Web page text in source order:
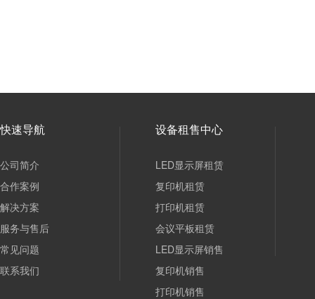
快速导航
公司简介
合作案例
解决方案
服务与售后
常见问题
联系我们
设备租售中心
LED显示屏租赁
复印机租赁
打印机租赁
会议平板租赁
LED显示屏销售
复印机销售
打印机销售